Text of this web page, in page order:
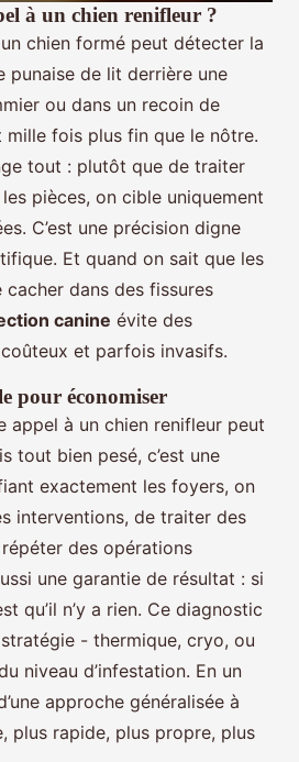
à un chien renifleur ?
chien formé peut détecter la
punaise de lit derrière une
ou dans un recoin de
mille fois plus fin que le nôtre.
tout : plutôt que de traiter
pièces, on cible uniquement
C’est une précision digne
Et quand on sait que les
cacher dans des fissures
canine évite des
et parfois invasifs.
pour économiser
appel à un chien renifleur peut
tout bien pesé, c’est une
exactement les foyers, on
interventions, de traiter des
des opérations
une garantie de résultat : si
qu’il n’y a rien. Ce diagnostic
- thermique, cryo, ou
niveau d’infestation. En un
approche généralisée à
plus rapide, plus propre, plus